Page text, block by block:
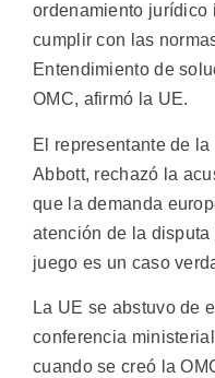
ordenamiento jurídico
cumplir con las
Entendimiento de
OMC, afirmó la UE.
El representante de
Abbott, rechazó la
que la demanda
atención de la
juego es un caso
La UE se abstuvo de
conferencia
cuando se creó la